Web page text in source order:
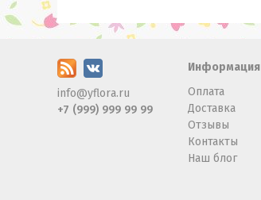
info@yflora.ru
+7 (999) 999 99 99
Информация
Оплата
Доставка
Отзывы
Контакты
Наш блог